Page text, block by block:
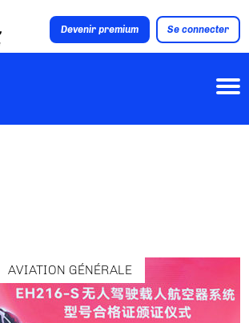
Devenir premium Se connecter
AVIATION GÉNÉRALE